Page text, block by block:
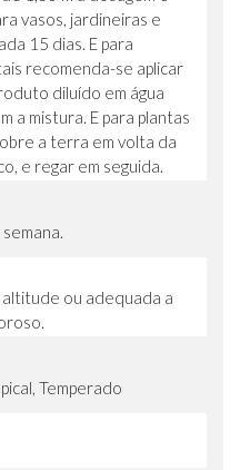
vasos, jardineiras e
15 dias. E para
recomenda-se aplicar
diluído em água
a mistura. E para plantas
a terra em volta da
e regar em seguida.
altitude ou adequada a
Temperado